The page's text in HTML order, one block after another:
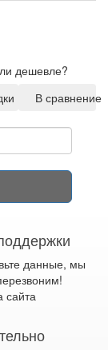
дешевле?
В сравнение
данные, мы
сайта